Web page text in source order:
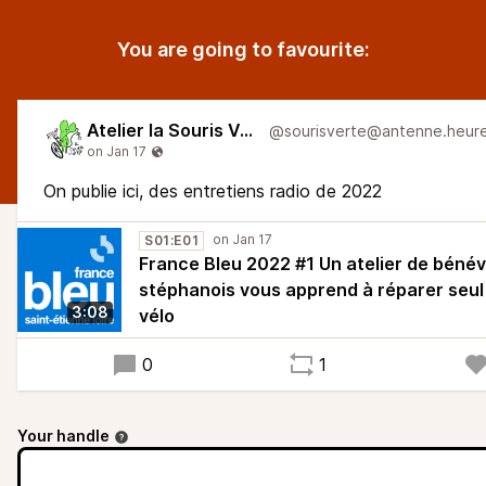
You are going to favourite:
Atelier la Souris Verte
On publie ici, des entretiens radio de 2022
3:08
S01:E01
France Bleu 2022 #1 Un atelier de
stéphanois vous apprend à réparer
vélo
0 1
Your handle